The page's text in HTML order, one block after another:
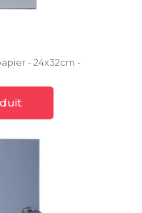
- 24x32cm -